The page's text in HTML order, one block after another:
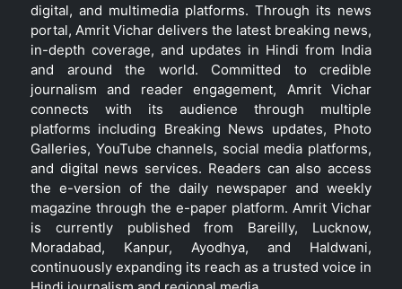
digital, and multimedia platforms. Through its news
portal, Amrit Vichar delivers the latest breaking news,
in-depth coverage, and updates in Hindi from India
and around the world. Committed to credible
journalism and reader engagement, Amrit Vichar
connects with its audience through multiple
platforms including Breaking News updates, Photo
Galleries, YouTube channels, social media platforms,
and digital news services. Readers can also access
the e-version of the daily newspaper and weekly
magazine through the e-paper platform. Amrit Vichar
is currently published from Bareilly, Lucknow,
Moradabad, Kanpur, Ayodhya, and Haldwani,
continuously expanding its reach as a trusted voice in